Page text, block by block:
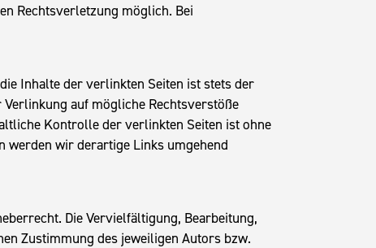
Rechtsverletzung möglich. Bei
Inhalte der verlinkten Seiten ist stets der
auf mögliche Rechtsverstöße
Kontrolle der verlinkten Seiten ist ohne
werden wir derartige Links umgehend
Die Vervielfältigung, Bearbeitung,
Zustimmung des jeweiligen Autors bzw.